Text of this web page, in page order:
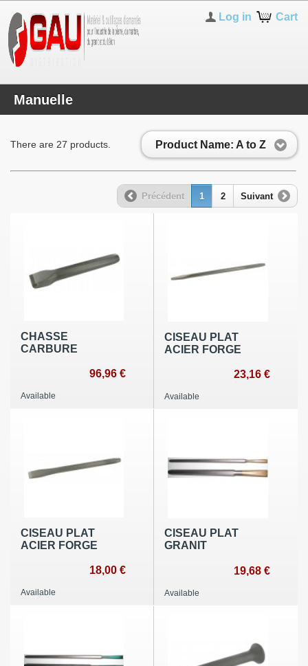
Cart
Log in
Manuelle
Product Name: A to Z
There are 27 products.
Précédent 1 2 Suivant
CHASSE
CARBURE
96,96 €
Available
CISEAU PLAT
ACIER FORGE
23,16 €
Available
CISEAU PLAT
ACIER FORGE
18,00 €
Available
CISEAU PLAT
GRANIT
19,68 €
Available